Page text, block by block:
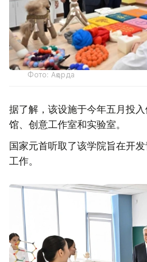
Фото: Ақорда
据了解，该设施于今年五月投
馆、创意工作室和实验室。
国家元首听取了该学院旨在开
工作。